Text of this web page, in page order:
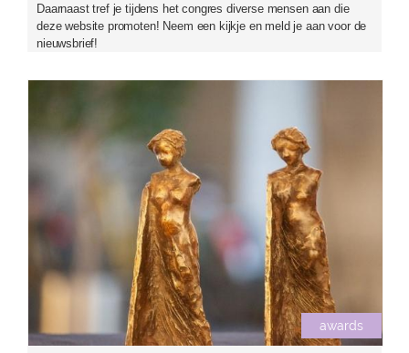
Daarnaast tref je tijdens het congres diverse mensen aan die
deze website promoten! Neem een kijkje en meld je aan voor de
nieuwsbrief!
awards